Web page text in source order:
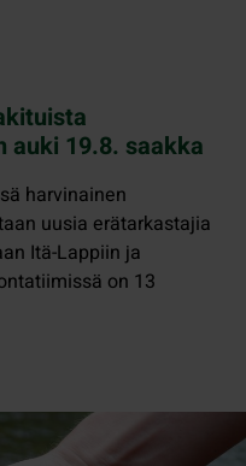
auki 19.8. saakka
harvinainen
uusia erätarkastajia
Itä-Lappiin ja
on 13